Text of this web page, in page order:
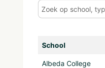
School
Albeda College